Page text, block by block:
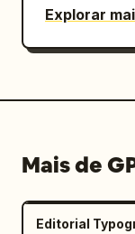
Explorar
Mais de
Editorial